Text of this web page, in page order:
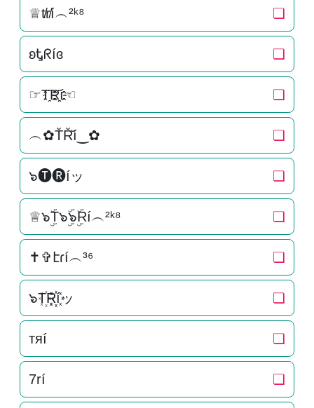
♕t̸r̸í︵²ᵏ⁸ ❏
ʚᎿᖇíɞ ❏
☞T҈R҈҈í☜ ❏
︵✿T̆R̆̆í‿✿ ❏
๖🅣🅡íッ ❏
♕๖ۣۜT๖ۣۜ๖ۣۜRí︵²ᵏ⁸ ❏
✝✞էɾí︵³⁶ ❏
๖T꙰R꙰꙰íッ ❏
тяí ❏
7rí ❏